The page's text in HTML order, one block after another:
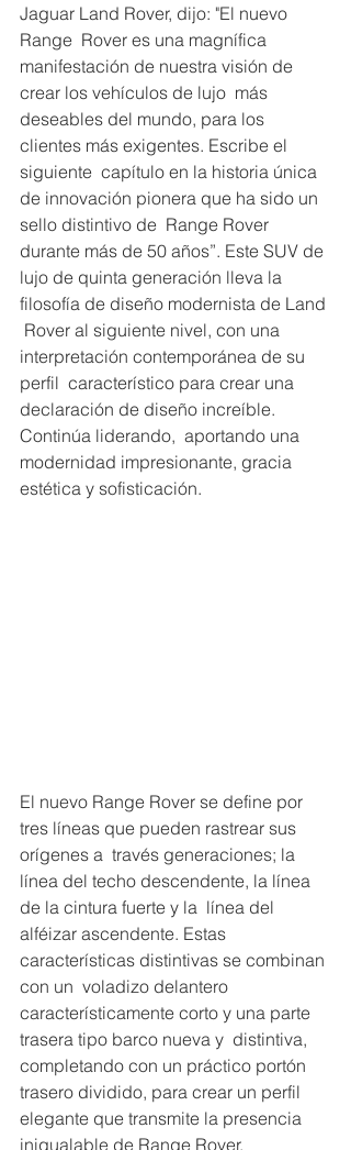
Jaguar Land Rover, dijo: "El nuevo
Range  Rover es una magnífica
manifestación de nuestra visión de
crear los vehículos de lujo  más
deseables del mundo, para los
clientes más exigentes. Escribe el
siguiente  capítulo en la historia única
de innovación pionera que ha sido un
sello distintivo de  Range Rover
durante más de 50 años”. Este SUV de
lujo de quinta generación lleva la
filosofía de diseño modernista de Land
Rover al siguiente nivel, con una
interpretación contemporánea de su
perfil  característico para crear una
declaración de diseño increíble.
Continúa liderando,  aportando una
modernidad impresionante, gracia
estética y sofisticación.
El nuevo Range Rover se define por
tres líneas que pueden rastrear sus
orígenes a  través generaciones; la
línea del techo descendente, la línea
de la cintura fuerte y la  línea del
alféizar ascendente. Estas
características distintivas se combinan
con un  voladizo delantero
característicamente corto y una parte
trasera tipo barco nueva y  distintiva,
completando con un práctico portón
trasero dividido, para crear un perfil
elegante que transmite la presencia
inigualable de Range Rover.